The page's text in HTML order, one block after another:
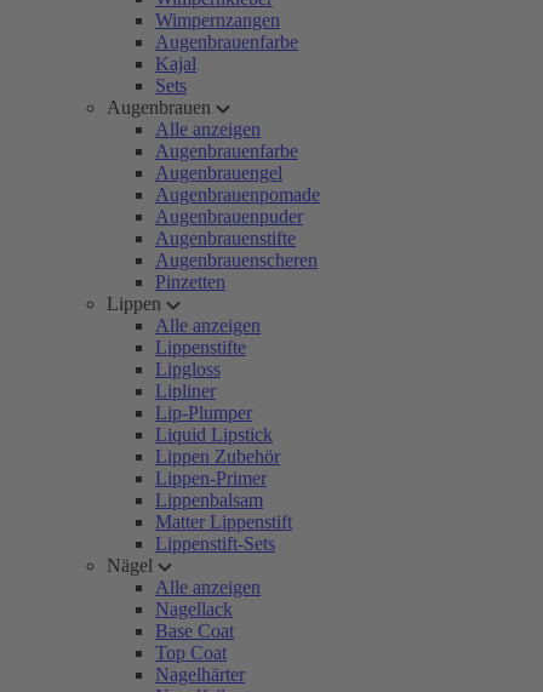
Wimpernzangen
Augenbrauenfarbe
Kajal
Sets
Augenbrauen
Alle anzeigen
Augenbrauenfarbe
Augenbrauengel
Augenbrauenpomade
Augenbrauenpuder
Augenbrauenstifte
Augenbrauenscheren
Pinzetten
Lippen
Alle anzeigen
Lippenstifte
Lipgloss
Lipliner
Lip-Plumper
Liquid Lipstick
Lippen Zubehör
Lippen-Primer
Lippenbalsam
Matter Lippenstift
Lippenstift-Sets
Nägel
Alle anzeigen
Nagellack
Base Coat
Top Coat
Nagelhärter